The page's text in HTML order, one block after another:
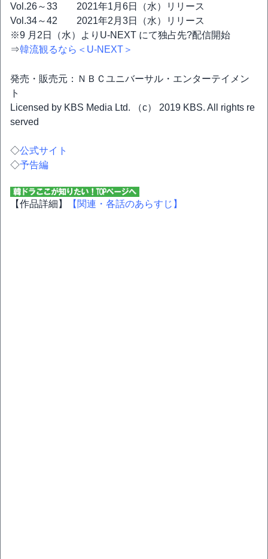
Vol.26～33 2021年1月6日（水）リリース
Vol.34～42 2021年2月3日（水）リリース
※9 月2日（水）よりU-NEXT にて独占先?配信開始
⇒韓流観るなら＜U-NEXT＞
発売・販売元：ＮＢＣユニバーサル・エンターテイメン
ト
Licensed by KBS Media Ltd. （c） 2019 KBS. All rights re
served
◇公式サイト
◇予告編
【作品詳細】 【関連・各話のあらすじ】